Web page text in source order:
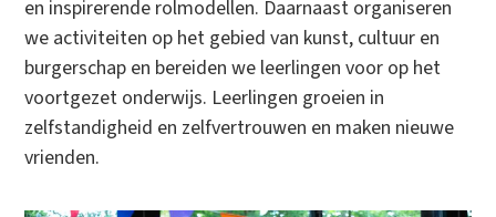
en inspirerende rolmodellen. Daarnaast organiseren
we activiteiten op het gebied van kunst, cultuur en
burgerschap en bereiden we leerlingen voor op het
voortgezet onderwijs. Leerlingen groeien in
zelfstandigheid en zelfvertrouwen en maken nieuwe
vrienden.